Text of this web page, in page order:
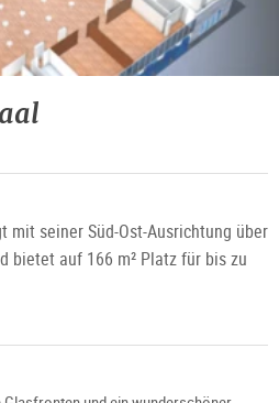
mit seiner Süd-Ost-Ausrichtung über
bietet auf 166 m² Platz für bis zu